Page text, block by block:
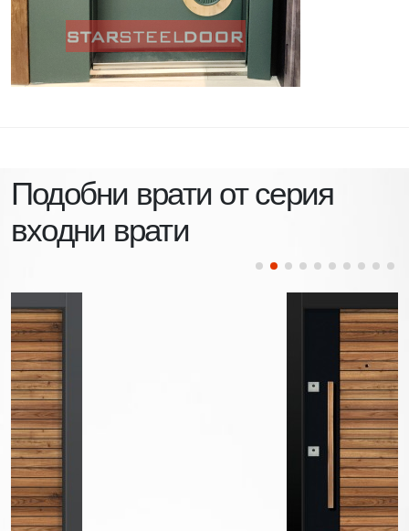
Подобни врати от серия
входни врати